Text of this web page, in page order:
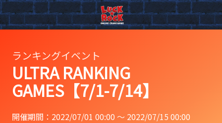
ランキングイベント
ULTRA RANKING
GAMES【7/1-7/14】
開催期間：2022/07/01 00:00 〜 2022/07/15 00:00